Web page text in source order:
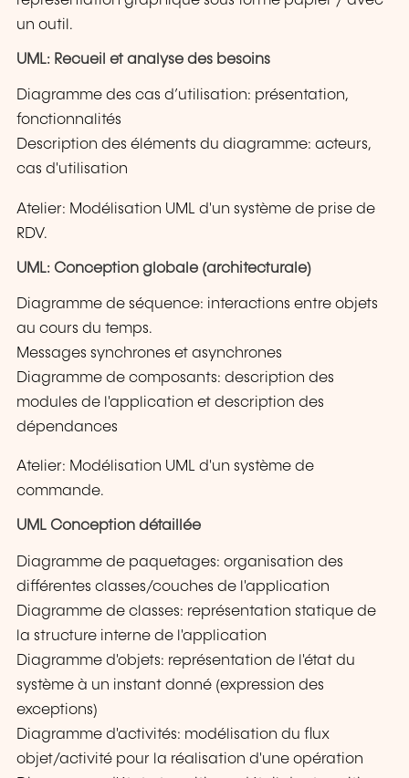
un outil.
UML: Recueil et analyse des besoins
Diagramme des cas d’utilisation: présentation,
fonctionnalités
Description des éléments du diagramme: acteurs,
cas d'utilisation
Atelier: Modélisation UML d'un système de prise de
RDV.
UML: Conception globale (architecturale)
Diagramme de séquence: interactions entre objets
au cours du temps.
Messages synchrones et asynchrones
Diagramme de composants: description des
modules de l'application et description des
dépendances
Atelier: Modélisation UML d'un système de
commande.
UML Conception détaillée
Diagramme de paquetages: organisation des
différentes classes/couches de l'application
Diagramme de classes: représentation statique de
la structure interne de l'application
Diagramme d'objets: représentation de l'état du
système à un instant donné (expression des
exceptions)
Diagramme d'activités: modélisation du flux
objet/activité pour la réalisation d'une opération